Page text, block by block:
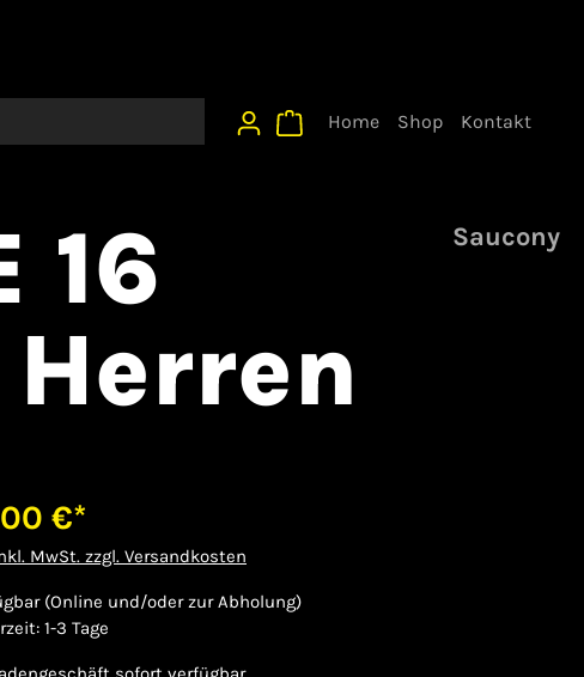
Home Shop Kontakt
16
Saucony
€*
MwSt. zzgl. Versandkosten
(Online und/oder zur Abholung)
1-3 Tage